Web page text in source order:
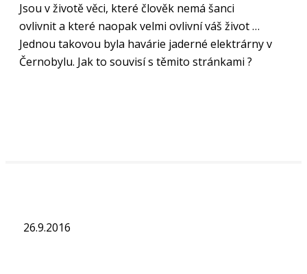
Jsou v životě věci, které člověk nemá šanci
ovlivnit a které naopak velmi ovlivní váš život …
Jednou takovou byla havárie jaderné elektrárny v
Černobylu. Jak to souvisí s těmito stránkami ?
26.9.2016